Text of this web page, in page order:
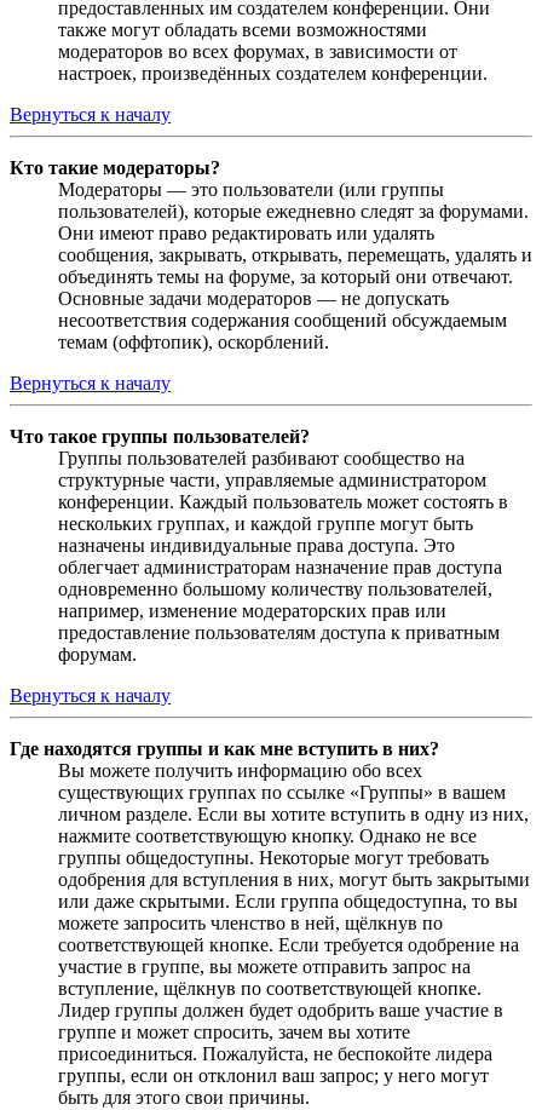
предоставленных им создателем конференции. Они
также могут обладать всеми возможностями
модераторов во всех форумах, в зависимости от
настроек, произведённых создателем конференции.
Вернуться к началу
Кто такие модераторы?
Модераторы — это пользователи (или группы
пользователей), которые ежедневно следят за форумами.
Они имеют право редактировать или удалять
сообщения, закрывать, открывать, перемещать, удалять и
объединять темы на форуме, за который они отвечают.
Основные задачи модераторов — не допускать
несоответствия содержания сообщений обсуждаемым
темам (оффтопик), оскорблений.
Вернуться к началу
Что такое группы пользователей?
Группы пользователей разбивают сообщество на
структурные части, управляемые администратором
конференции. Каждый пользователь может состоять в
нескольких группах, и каждой группе могут быть
назначены индивидуальные права доступа. Это
облегчает администраторам назначение прав доступа
одновременно большому количеству пользователей,
например, изменение модераторских прав или
предоставление пользователям доступа к приватным
форумам.
Вернуться к началу
Где находятся группы и как мне вступить в них?
Вы можете получить информацию обо всех
существующих группах по ссылке «Группы» в вашем
личном разделе. Если вы хотите вступить в одну из них,
нажмите соответствующую кнопку. Однако не все
группы общедоступны. Некоторые могут требовать
одобрения для вступления в них, могут быть закрытыми
или даже скрытыми. Если группа общедоступна, то вы
можете запросить членство в ней, щёлкнув по
соответствующей кнопке. Если требуется одобрение на
участие в группе, вы можете отправить запрос на
вступление, щёлкнув по соответствующей кнопке.
Лидер группы должен будет одобрить ваше участие в
группе и может спросить, зачем вы хотите
присоединиться. Пожалуйста, не беспокойте лидера
группы, если он отклонил ваш запрос; у него могут
быть для этого свои причины.